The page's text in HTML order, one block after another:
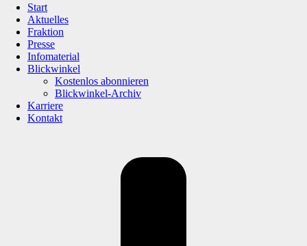
Start
Aktuelles
Fraktion
Presse
Infomaterial
Blickwinkel
Kostenlos abonnieren
Blickwinkel-Archiv
Karriere
Kontakt